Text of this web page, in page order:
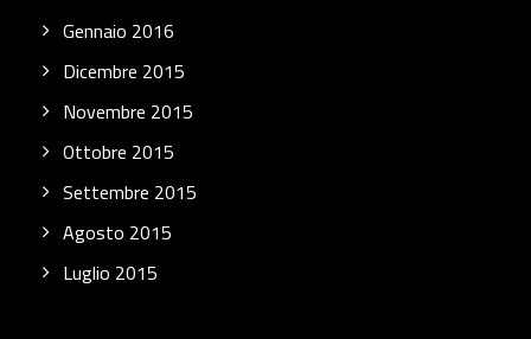
Gennaio 2016
Dicembre 2015
Novembre 2015
Ottobre 2015
Settembre 2015
Agosto 2015
Luglio 2015